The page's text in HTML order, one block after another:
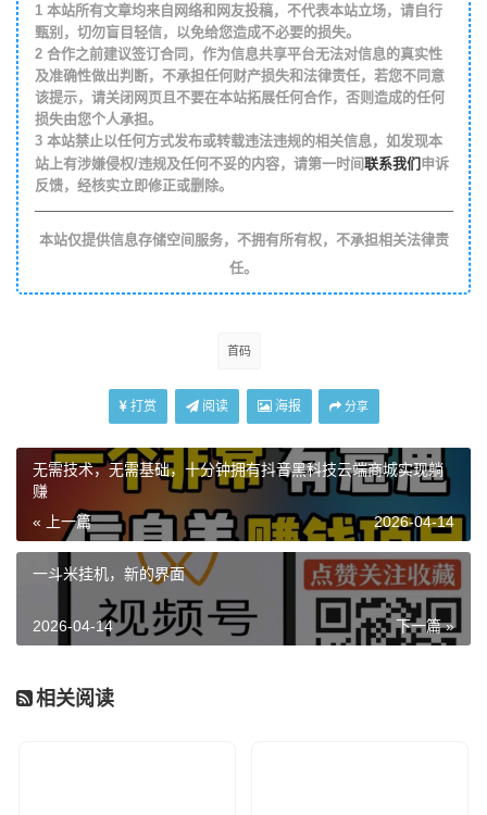
1本站所有文章均来自网络和网友投稿，不代表本站立场，请自行
甄别，切勿盲目轻信，以免给您造成不必要的损失。
2合作之前建议签订合同，作为信息共享平台无法对信息的真实性
及准确性做出判断，不承担任何财产损失和法律责任，若您不同意
该提示，请关闭网页且不要在本站拓展任何合作，否则造成的任何
损失由您个人承担。
3本站禁止以任何方式发布或转载违法违规的相关信息，如发现本
站上有涉嫌侵权/违规及任何不妥的内容，请第一时间联系我们申诉
反馈，经核实立即修正或删除。
本站仅提供信息存储空间服务，不拥有所有权，不承担相关法律责
任。
首码
打赏 阅读 海报 分享
无需技术，无需基础，十分钟拥有抖音黑科技云端商城实现躺
赚
« 上一篇 2026-04-14
一斗米挂机，新的界面
下一篇 »
2026-04-14
相关阅读